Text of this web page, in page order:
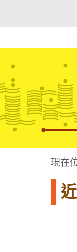
內
華文視
現在